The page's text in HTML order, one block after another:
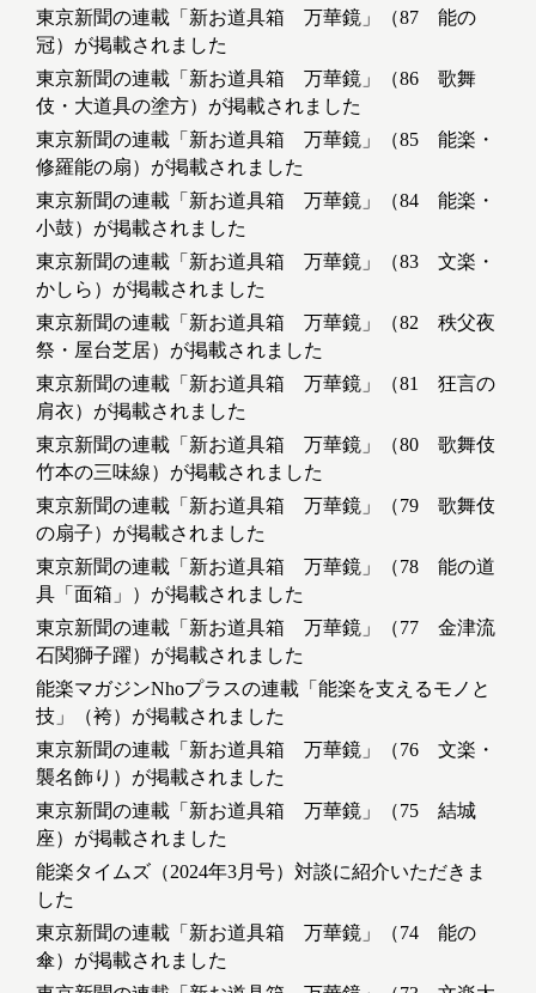
東京新聞の連載「新お道具箱 万華鏡」（87 能の
冠）が掲載されました
東京新聞の連載「新お道具箱 万華鏡」（86 歌舞
伎・大道具の塗方）が掲載されました
東京新聞の連載「新お道具箱 万華鏡」（85 能楽・
修羅能の扇）が掲載されました
東京新聞の連載「新お道具箱 万華鏡」（84 能楽・
小鼓）が掲載されました
東京新聞の連載「新お道具箱 万華鏡」（83 文楽・
かしら）が掲載されました
東京新聞の連載「新お道具箱 万華鏡」（82 秩父夜
祭・屋台芝居）が掲載されました
東京新聞の連載「新お道具箱 万華鏡」（81 狂言の
肩衣）が掲載されました
東京新聞の連載「新お道具箱 万華鏡」（80 歌舞伎
竹本の三味線）が掲載されました
東京新聞の連載「新お道具箱 万華鏡」（79 歌舞伎
の扇子）が掲載されました
東京新聞の連載「新お道具箱 万華鏡」（78 能の道
具「面箱」）が掲載されました
東京新聞の連載「新お道具箱 万華鏡」（77 金津流
石関獅子躍）が掲載されました
能楽マガジンNhoプラスの連載「能楽を支えるモノと
技」（袴）が掲載されました
東京新聞の連載「新お道具箱 万華鏡」（76 文楽・
襲名飾り）が掲載されました
東京新聞の連載「新お道具箱 万華鏡」（75 結城
座）が掲載されました
能楽タイムズ（2024年3月号）対談に紹介いただきま
した
東京新聞の連載「新お道具箱 万華鏡」（74 能の
傘）が掲載されました